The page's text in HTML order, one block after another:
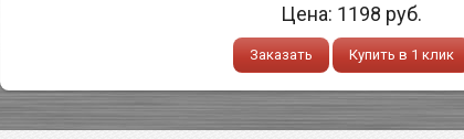
Цена: 1198 руб.
Заказать Купить в 1 клик